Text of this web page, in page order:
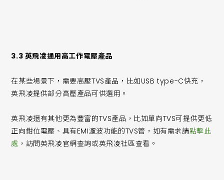
3.3 英飛凌通用高工作電壓產品
在某些場景下，需要高壓TVS產品，比如USB type-C快充，
英飛凌提供部分高壓產品可供選用。
英飛凌還有其他更為豐富的TVS產品，比如單向TVS可提供更低
正向鉗位電壓、具有EMI濾波功能的TVS管，如有需求請點擊此
處 ，訪問英飛凌官網查詢或英飛凌社區查看。